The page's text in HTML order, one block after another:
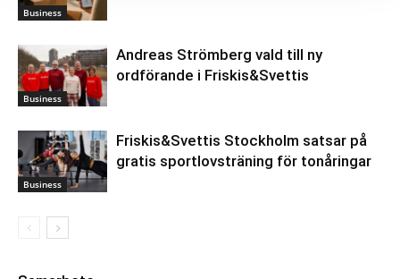
Business
Business
Andreas Strömberg vald till ny
ordförande i Friskis&Svettis
Business
Friskis&Svettis Stockholm satsar på
gratis sportlovsträning för tonåringar